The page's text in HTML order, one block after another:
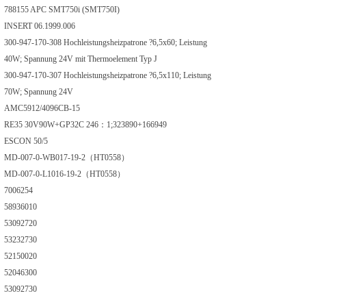
788155 APC SMT750i (SMT750I)
INSERT 06.1999.006
300-947-170-308 Hochleistungsheizpatrone ?6,5x60; Leistung
40W; Spannung 24V mit Thermoelement Typ J
300-947-170-307 Hochleistungsheizpatrone ?6,5x110; Leistung
70W; Spannung 24V
AMC5912/4096CB-15
RE35 30V90W+GP32C 246：1;323890+166949
ESCON 50/5
MD-007-0-WB017-19-2（HT0558）
MD-007-0-L1016-19-2（HT0558）
7006254
58936010
53092720
53232730
52150020
52046300
53092730